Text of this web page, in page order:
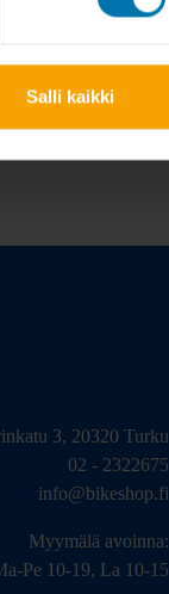
Salli kaikki
3, 20320 Turku
02 - 2322675
info@bikeshop.fi
Myymälä avoinna:
Pe 10-19, La 10-15